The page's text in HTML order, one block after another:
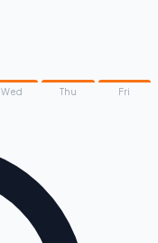
Wed Thu Fri